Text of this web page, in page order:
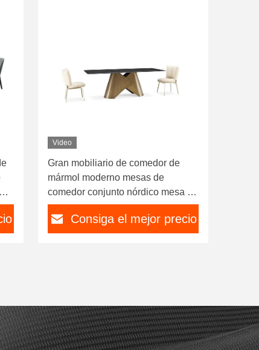
Video
Gran mobiliario de comedor de
mármol moderno mesas de
comedor conjunto nórdico mesa de
comedor moderna y silla
Consiga el mejor precio